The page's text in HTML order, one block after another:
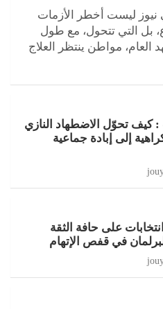
ليست أخطر الأزمات
بل التي تتحول، مع طول
العام، مواطن ينتظر العلاج
كيف تحوّل الاضطهاد النازي
إلى إبادة جماعية
مغرب 2026 انتخابات على حافة الثقة
في قفص الإتهام